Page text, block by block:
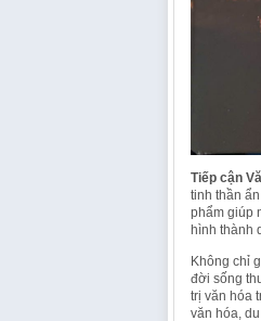
Tiếp cận
tinh thần
phẩm giúp
hình thành
Không chỉ
đời sống
trị văn hóa
văn hóa,